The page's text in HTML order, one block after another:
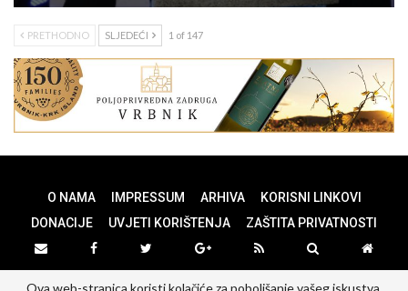
PRETHODNO SLJEDEĆI 1 of 147
O NAMA IMPRESSUM ARHIVA
KORISNI LINKOVI
DONACIJE
UVJETI KORIŠTENJA ZAŠTITA PRIVATNOSTI
Ova web-stranica koristi kolačiće za poboljšanje vašeg iskustva.